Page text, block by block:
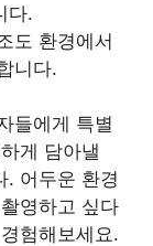
다.
도 환경에서
니다.
들에게 특별
게 담아낼
. 어두운 환경
영하고 싶다
험해보세요.